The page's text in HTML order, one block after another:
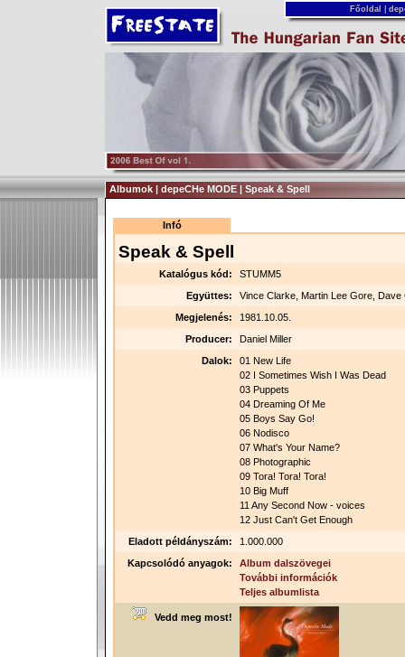
Főoldal
Albumok | depeCHe MODE | Speak & Spell
Infó
Speak & Spell
Katalógus kód:
STUMM5
Együttes:
Vince Clarke, Martin Lee Gore, Dave
Megjelenés:
1981.10.05.
Producer:
Daniel Miller
Dalok:
01 New Life
02 I Sometimes Wish I Was Dead
03 Puppets
04 Dreaming Of Me
05 Boys Say Go!
06 Nodisco
07 What's Your Name?
08 Photographic
09 Tora! Tora! Tora!
10 Big Muff
11 Any Second Now - voices
12 Just Can't Get Enough
Eladott példányszám:
1.000.000
Kapcsolódó anyagok:
Album dalszövegei
További információk
Teljes albumlista
Vedd meg most!